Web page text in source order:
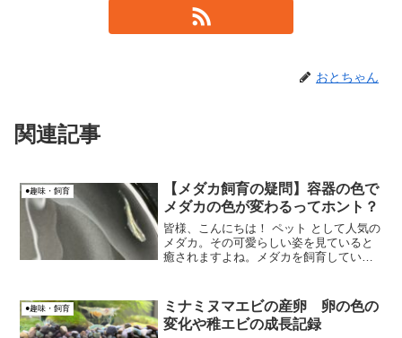
おとちゃん
関連記事
●趣味・飼育
【メダカ飼育の疑問】容器の色で
メダカの色が変わるってホント？
皆様、こんにちは！ ペット として人気の
メダカ。その可愛らしい姿を見ていると
癒されますよね。メダカを飼育している
問が湧いてくることはありませんか？今
回は、メダカと容器の...
●趣味・飼育
ミナミヌマエビの産卵 卵の色の
変化や稚エビの成長記録